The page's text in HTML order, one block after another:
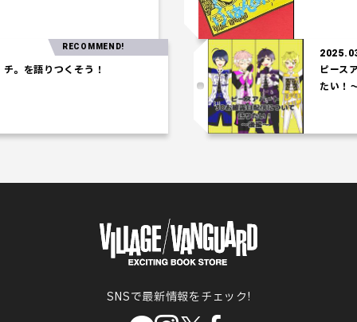
を語りつくそう！
RECOMMEND!
ピースア
たい！～
SNSで最新情報をチェック!